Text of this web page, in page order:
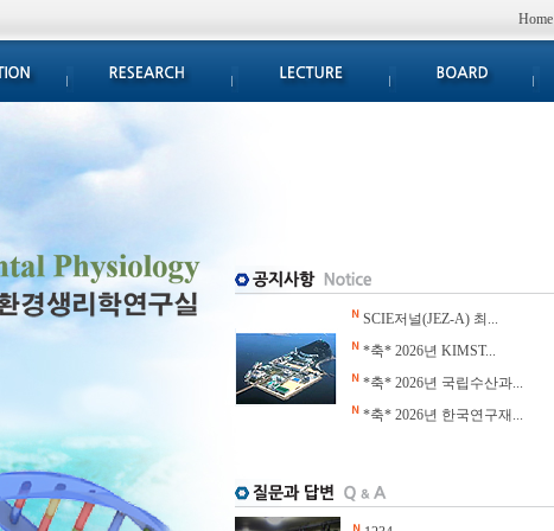
Home
SCIE저널(JEZ-A) 최...
*축* 2026년 KIMST...
*축* 2026년 국립수산과...
*축* 2026년 한국연구재...